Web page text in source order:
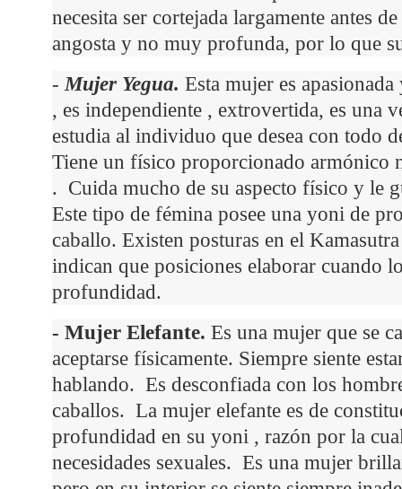
necesita ser cortejada largamente antes
angosta y no muy profunda, por lo que
- Mujer Yegua. Esta mujer es
, es independiente , extrovertida, es una
estudia al individuo que desea con todo
Tiene un físico proporcionado armónico
. Cuida mucho de su aspecto físico y le
Este tipo de fémina posee una yoni de
caballo. Existen posturas en el
indican que posiciones elaborar cuando
profundidad.
- Mujer Elefante. Es una mujer que se
aceptarse físicamente. Siempre siente
hablando. Es desconfiada con los
caballos. La mujer elefante es de
profundidad en su yoni , razón por la
necesidades sexuales. Es una mujer